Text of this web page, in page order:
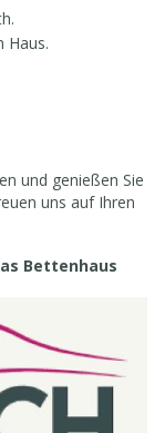
Haus.
und genießen Sie
uns auf Ihren
Bettenhaus